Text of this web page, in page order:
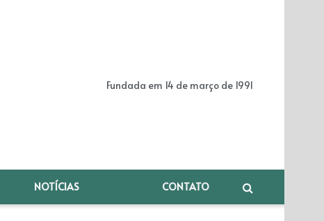
Fundada em 14 de março de 1991
NOTÍCIAS CONTATO